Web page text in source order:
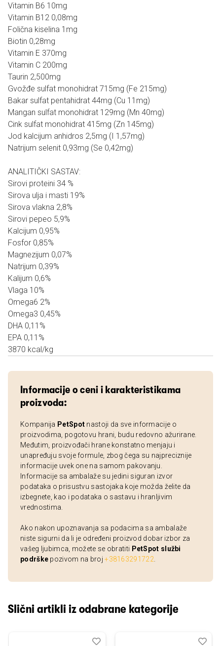
Vitamin B6 10mg
Vitamin B12 0,08mg
Folična kiselina 1mg
Biotin 0,28mg
Vitamin E 370mg
Vitamin C 200mg
Taurin 2,500mg
Gvožđe sulfat monohidrat 715mg (Fe 215mg)
Bakar sulfat pentahidrat 44mg (Cu 11mg)
Mangan sulfat monohidrat 129mg (Mn 40mg)
Cink sulfat monohidrat 415mg (Zn 145mg)
Jod kalcijum anhidros 2,5mg (I 1,57mg)
Natrijum selenit 0,93mg (Se 0,42mg)
ANALITIČKI SASTAV:
Sirovi proteini 34 %
Sirova ulja i masti 19%
Sirova vlakna 2,8%
Sirovi pepeo 5,9%
Kalcijum 0,95%
Fosfor 0,85%
Magnezijum 0,07%
Natrijum 0,39%
Kalijum 0,6%
Vlaga 10%
Omega6 2%
Omega3 0,45%
DHA 0,11%
EPA 0,11%
3870 kcal/kg
Informacije o ceni i karakteristikama
proizvoda:
Kompanija PetSpot nastoji da sve informacije o
proizvodima, pogotovu hrani, budu redovno ažurirane.
Međutim, proizvođači hrane konstatno menjaju i
unapređuju svoje formule, zbog čega su najpreciznije
informacije uvek one na samom pakovanju.
Informacije sa ambalaže su jedini siguran izvor
podataka o prisustvu sastojaka koje možda želite da
izbegnete, kao i podataka o sastavu i hranljivim
vrednostima.
Ako nakon upoznavanja sa podacima sa ambalaže
niste sigurni da li je određeni proizvod dobar izbor za
vašeg ljubimca, možete se obratiti PetSpot službi
podrške pozivom na broj+38163291722
Slični artikli iz odabrane kategorije
Dodaj
Uporedi